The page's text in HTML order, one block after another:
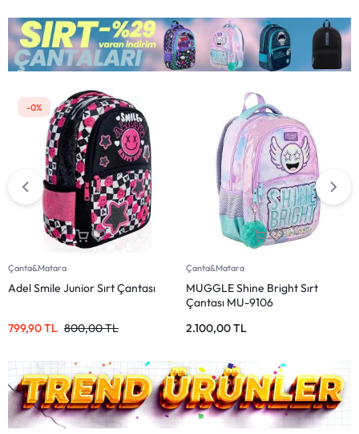
-0%
Çanta&Matara
Adel Smile Junior Sırt Çantası
800,00TL
799,90TL
Çanta&Matara
MUGGLE Shine Bright Sırt
Çantası MU-9106
2.100,00TL